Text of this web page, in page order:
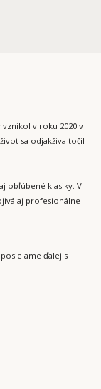
v roku 2020 v
sa odjakživa točil
obľúbené klasiky. V
aj profesionálne
ďalej s